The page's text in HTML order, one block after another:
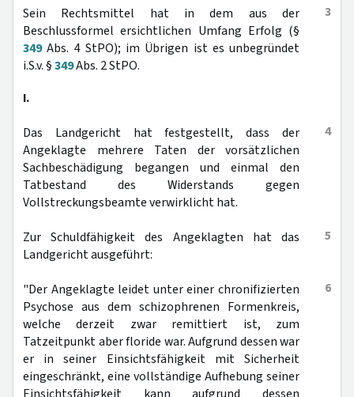
3
Sein Rechtsmittel hat in dem aus der
Beschlussformel ersichtlichen Umfang Erfolg (§
349Abs. 4 StPO); im Übrigen ist es unbegründet
i.S.v. §349Abs. 2 StPO.
I.
4
Das Landgericht hat festgestellt, dass der
Angeklagte mehrere Taten der vorsätzlichen
Sachbeschädigung begangen und einmal den
Tatbestand des Widerstands gegen
Vollstreckungsbeamte verwirklicht hat.
5
Zur Schuldfähigkeit des Angeklagten hat das
Landgericht ausgeführt:
6
"Der Angeklagte leidet unter einer chronifizierten
Psychose aus dem schizophrenen Formenkreis,
welche derzeit zwar remittiert ist, zum
Tatzeitpunkt aber floride war. Aufgrund dessen war
er in seiner Einsichtsfähigkeit mit Sicherheit
eingeschränkt, eine vollständige Aufhebung seiner